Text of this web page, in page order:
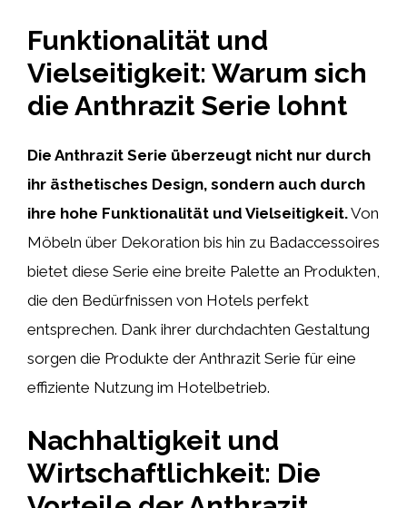
Funktionalität und
Vielseitigkeit: Warum sich
die Anthrazit Serie lohnt
Die Anthrazit Serie überzeugt nicht nur durch
ihr ästhetisches Design, sondern auch durch
ihre hohe Funktionalität und Vielseitigkeit.Von
Möbeln über Dekoration bis hin zu Badaccessoires
bietet diese Serie eine breite Palette an Produkten,
die den Bedürfnissen von Hotels perfekt
entsprechen. Dank ihrer durchdachten Gestaltung
sorgen die Produkte der Anthrazit Serie für eine
effiziente Nutzung im Hotelbetrieb.
Nachhaltigkeit und
Wirtschaftlichkeit: Die